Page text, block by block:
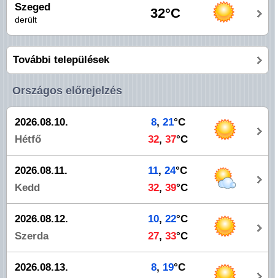
Szeged
derült 32°C
További települések
Országos előrejelzés
2026.08.10. 8, 21°C
Hétfő
32,37°C
2026.08.11. 11,24°C
Kedd
32, 39°C
2026.08.12. 10,22°C
Szerda
27,33°C
2026.08.13. 8, 19°C